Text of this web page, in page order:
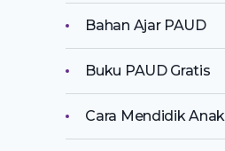
Bahan Ajar PAUD
Buku PAUD Gratis
Cara Mendidik Anak